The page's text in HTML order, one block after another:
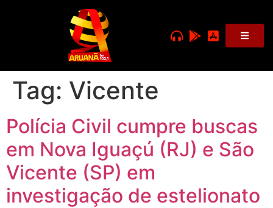
Tag: Vicente
Polícia Civil cumpre buscas
em Nova Iguaçú (RJ) e São
Vicente (SP) em
investigação de estelionato